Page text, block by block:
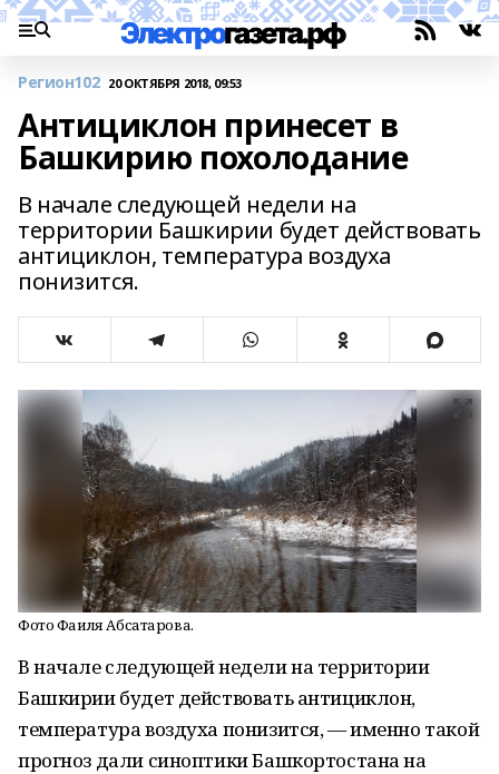
Регион102 20 ОКТЯБРЯ 2018, 09:53
Антициклон принесет в
Башкирию похолодание
В начале следующей недели на
территории Башкирии будет действовать
антициклон, температура воздуха
понизится.
Фото Фаиля Абсатарова.
В начале следующей недели на территории
Башкирии будет действовать антициклон,
температура воздуха понизится, — именно такой
прогноз дали синоптики Башкортостана на